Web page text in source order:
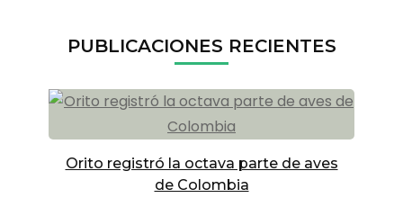
PUBLICACIONES RECIENTES
Orito registró la octava parte de aves
de Colombia